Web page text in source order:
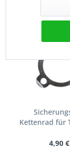
Kettenrad für
4,90